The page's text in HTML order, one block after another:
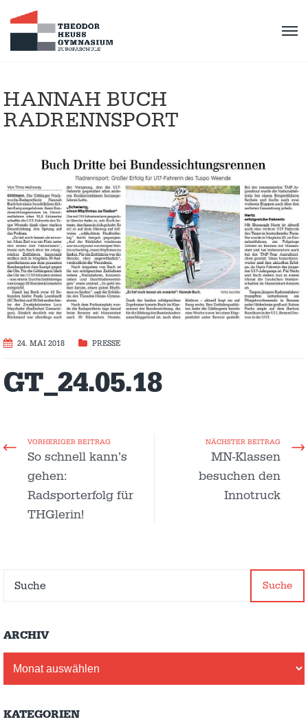
HANNAH BUCH
RADRENNSPORT
24. MAI 2018 PRESSE
GT_24.05.18
VORHERIGER BEITRAG
So schnell kann’s
gehen:
Radsporterfolg für
THGlerin!
NÄCHSTER BEITRAG
MN-Klassen
besuchen den
Innotruck
Suche
ARCHIV
KATEGORIEN